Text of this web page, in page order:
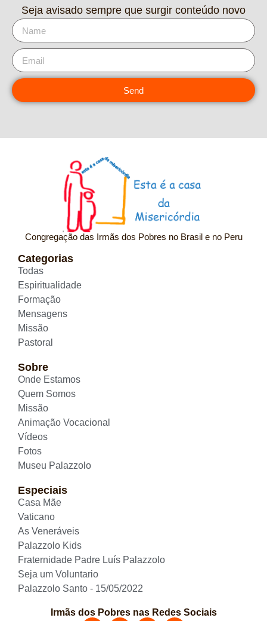
Seja avisado sempre que surgir conteúdo novo
Send
Congregação das Irmãs dos Pobres no Brasil e no Peru
Categorias
Todas
Espiritualidade
Formação
Mensagens
Missão
Pastoral
Sobre
Onde Estamos
Quem Somos
Missão
Animação Vocacional
Vídeos
Fotos
Museu Palazzolo
Especiais
Casa Mãe
Vaticano
As Veneráveis
Palazzolo Kids
Fraternidade Padre Luís Palazzolo
Seja um Voluntario
Palazzolo Santo - 15/05/2022
Irmãs dos Pobres nas Redes Sociais